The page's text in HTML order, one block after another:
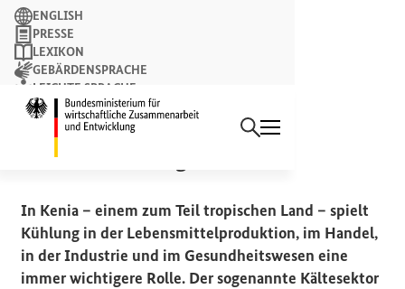
Suchbegriff
Suchen
ENGLISH
PRESSE
LEXIKON
GEBÄRDENSPRACHE
LEICHTE SPRACHE
NEWSLETTER
ZUSAMMENARBEIT MIT KENIA
Grüne Kühlung
In Kenia – einem zum Teil tropischen Land – spielt
Kühlung in der Lebensmittelproduktion, im Handel,
in der Industrie und im Gesundheitswesen eine
immer wichtigere Rolle. Der sogenannte Kältesektor